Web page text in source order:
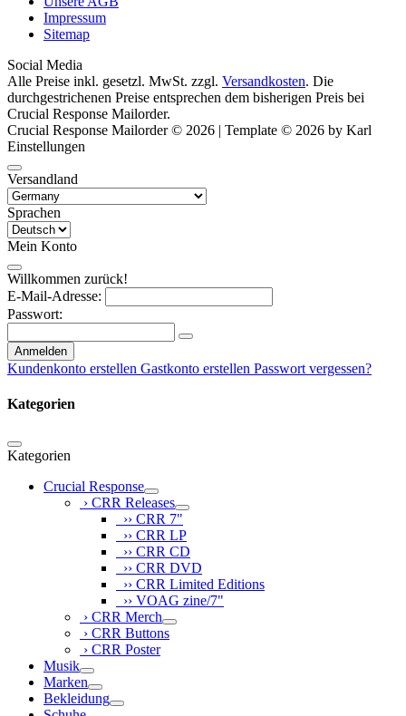
Impressum
Sitemap
Social Media
Alle Preise inkl. gesetzl. MwSt. zzgl. Versandkosten. Die
durchgestrichenen Preise entsprechen dem bisherigen Preis bei
Crucial Response Mailorder.
Crucial Response Mailorder © 2026 | Template © 2026 by Karl
Einstellungen
Versandland
Sprachen
Mein Konto
Willkommen zurück!
E-Mail-Adresse:
Passwort:
Anmelden
Kundenkonto erstellen Gastkonto erstellen Passwort vergessen?
Kategorien
Kategorien
Crucial Response
› CRR Releases
›› CRR 7"
›› CRR LP
›› CRR CD
›› CRR DVD
›› CRR Limited Editions
›› VOAG zine/7"
› CRR Merch
› CRR Buttons
› CRR Poster
Musik
Marken
Bekleidung